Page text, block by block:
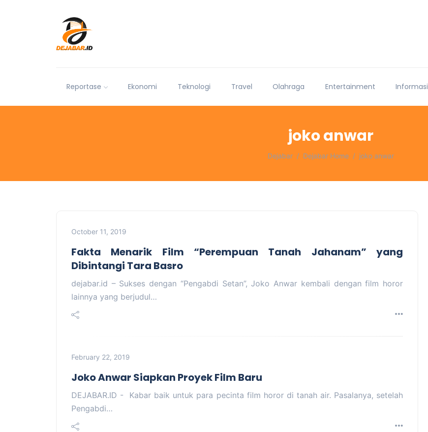
Reportase Ekonomi Teknologi Travel Olahraga Entertainment Informasi
joko anwar
Dejabar Dejabar Home joko anwar
October 11, 2019
Fakta Menarik Film “Perempuan Tanah Jahanam” yang
Dibintangi Tara Basro
dejabar.id – Sukses dengan “Pengabdi Setan”, Joko Anwar kembali dengan film horor
lainnya yang berjudul…
February 22, 2019
Joko Anwar Siapkan Proyek Film Baru
DEJABAR.ID - Kabar baik untuk para pecinta film horor di tanah air. Pasalanya, setelah
Pengabdi…